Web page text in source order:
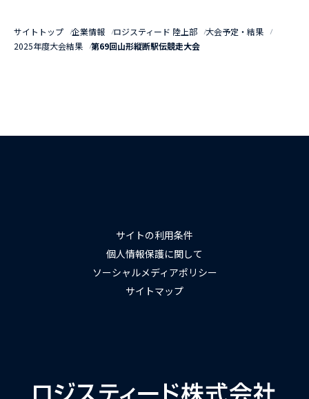
サイトトップ 企業情報 ロジスティード 陸上部
大会予定・結果
2025年度大会結果
第69回山形縦断駅伝競走大会
サイトの利用条件
個人情報保護に関して
ソーシャルメディアポリシー
サイトマップ